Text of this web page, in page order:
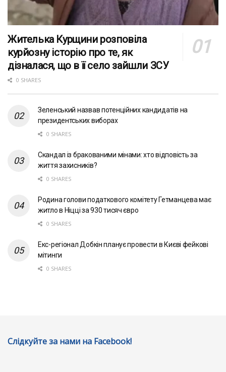
Жителька Курщини розповіла
курйозну історію про те, як
дізналася, що в її село зайшли ЗСУ
0 SHARES
Зеленський назвав потенційних кандидатів на
президентських виборах
0 SHARES
Скандал із бракованими мінами: хто відповість за
життя захисників?
0 SHARES
Родина голови податкового комітету Гетманцева має
житло в Ніцці за 930 тисяч євро
0 SHARES
Екс-регіонал Добкін планує провести в Києві фейкові
мітинги
0 SHARES
Слідкуйте за нами на Facebook!